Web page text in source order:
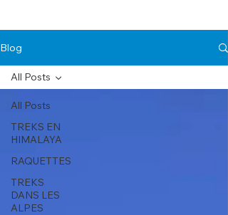
Blog
All Posts
TREKS EN
HIMALAYA
RAQUETTES
TREKS
DANS LES
ALPES
All Posts